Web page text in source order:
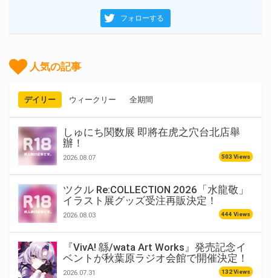
フォローする
人気の記事
デイリー ウィークリー 全期間
しゅにち関数展 即將在虎之穴台北店舉
辦！
2026.08.07 503 Views
ツクル Re:COLLECTION 2026「水龍敬」
イラスト展グッズ受注再販決定！
2026.08.03 444 Views
『VivA! 緜/wata Art Works』発売記念イ
ベントが秋葉原ラジオ会館で開催決定！
2026.07.31 132 Views